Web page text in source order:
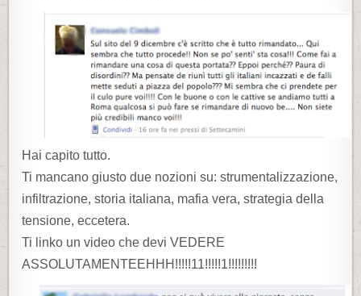
Hai capito tutto.
Ti mancano giusto due nozioni su: strumentalizzazione,
infiltrazione, storia italiana, mafia vera, strategia della
tensione, eccetera.
Ti linko un video che devi VEDERE
ASSOLUTAMENTEEHHH!!!!!11!!!!!1!!!!!!!!!